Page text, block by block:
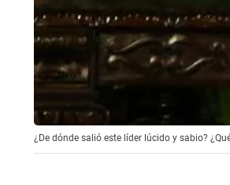
¿De dónde salió este líder lúcido y sabio?